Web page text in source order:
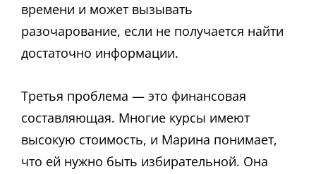
времени и может вызывать
разочарование, если не получается найти
достаточно информации.
Третья проблема — это финансовая
составляющая. Многие курсы имеют
высокую стоимость, и Марина понимает,
что ей нужно быть избирательной. Она